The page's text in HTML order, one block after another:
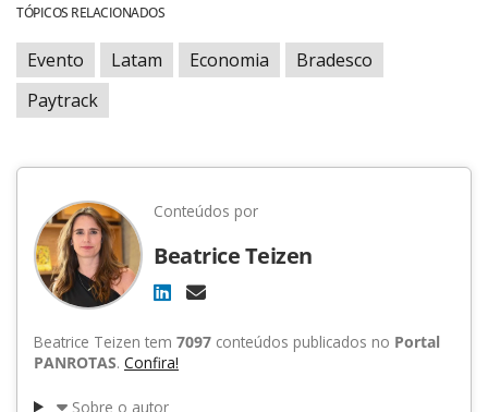
TÓPICOS RELACIONADOS
Evento Latam Economia
Bradesco
Paytrack
Conteúdos por
Beatrice Teizen
Beatrice Teizen tem 7097 conteúdos publicados no Portal
PANROTAS. Confira!
Sobre o autor